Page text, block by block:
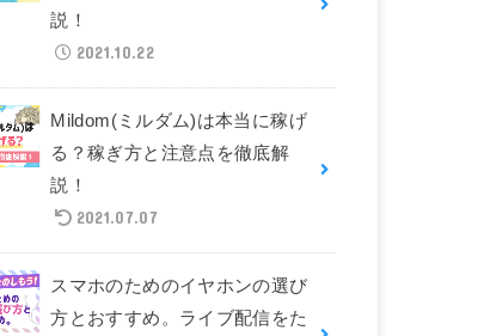
説！
2021.10.22
Mildom(ミルダム)は本当に稼げ
る？稼ぎ方と注意点を徹底解
説！
2021.07.07
スマホのためのイヤホンの選び
方とおすすめ。ライブ配信をた